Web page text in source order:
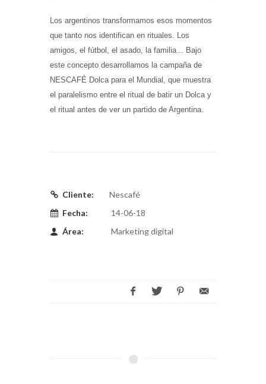
Los argentinos transformamos esos momentos
que tanto nos identifican en rituales. Los
amigos, el fútbol, el asado, la familia... Bajo
este concepto desarrollamos la campaña de
NESCAFÉ Dolca para el Mundial, que muestra
el paralelismo entre el ritual de batir un Dolca y
el ritual antes de ver un partido de Argentina.
Cliente:
Nescafé
Fecha:
14-06-18
Área:
Marketing digital